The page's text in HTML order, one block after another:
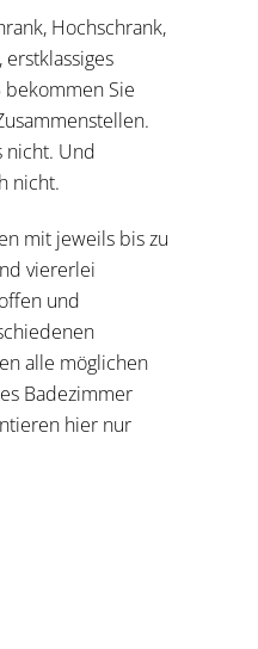
Hochschrank,
bekommen Sie
nicht. Und
nicht.
mit jeweils bis zu
viererlei
und
alle möglichen
Badezimmer
hier nur